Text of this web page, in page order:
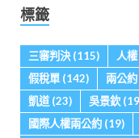
標籤
三審判決(115) 人權
假稅單 (142) 兩公約
凱道(23) 吳景欽
國際人權兩公約 (19)